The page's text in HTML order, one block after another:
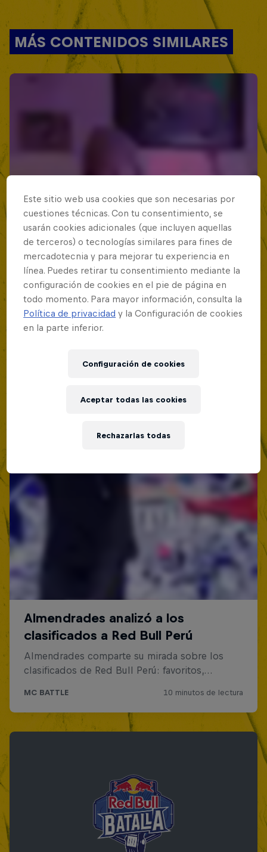
MÁS CONTENIDOS SIMILARES
Este sitio web usa cookies que son necesarias por
cuestiones técnicas. Con tu consentimiento, se
usarán cookies adicionales (que incluyen aquellas
de terceros) o tecnologías similares para fines de
mercadotecnia y para mejorar tu experiencia en
línea. Puedes retirar tu consentimiento mediante la
configuración de cookies en el pie de página en
todo momento. Para mayor información, consulta la
Política de privacidad y la Configuración de cookies
en la parte inferior.
Configuración de cookies
Rechazarlas todas
Aceptar todas las cookies